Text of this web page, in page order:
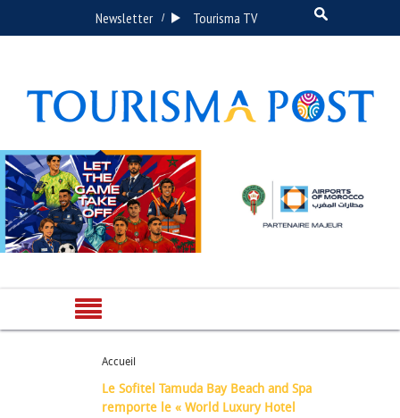
Newsletter / Tourisma TV
Accueil
Le Sofitel Tamuda Bay Beach and Spa
remporte le « World Luxury Hotel